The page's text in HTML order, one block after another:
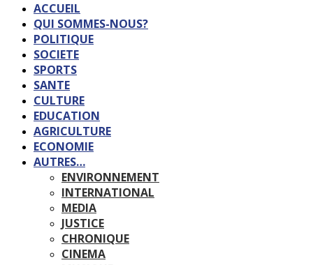
ACCUEIL
QUI SOMMES-NOUS?
POLITIQUE
SOCIETE
SPORTS
SANTE
CULTURE
EDUCATION
AGRICULTURE
ECONOMIE
AUTRES…
ENVIRONNEMENT
INTERNATIONAL
MEDIA
JUSTICE
CHRONIQUE
CINEMA